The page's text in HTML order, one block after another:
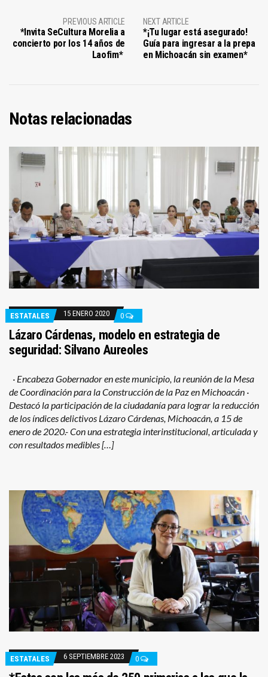
PREVIOUS ARTICLE
*Invita SeCultura Morelia a
concierto por los 14 años de
Laofim*
NEXT ARTICLE
*¡Tu lugar está asegurado!
Guía para ingresar a la prepa
en Michoacán sin examen*
Notas relacionadas
ESTATALES 15 ENERO 2020 0
Lázaro Cárdenas, modelo en estrategia de
seguridad: Silvano Aureoles
· Encabeza Gobernador en este municipio, la reunión de la Mesa
de Coordinación para la Construcción de la Paz en Michoacán ·
Destacó la participación de la ciudadanía para lograr la reducción
de los índices delictivos Lázaro Cárdenas, Michoacán, a 15 de
enero de 2020.- Con una estrategia interinstitucional, articulada y
con resultados medibles […]
ESTATALES 6 SEPTIEMBRE 2023 0